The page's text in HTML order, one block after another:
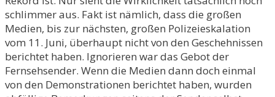
schlimmer aus. Fakt ist nämlich, dass die großen
Medien, bis zur nächsten, großen Polizeieskalation
vom 11. Juni, überhaupt nicht von den Geschehnissen
berichtet haben. Ignorieren war das Gebot der
Fernsehsender. Wenn die Medien dann doch einmal
von den Demonstrationen berichtet haben, wurden